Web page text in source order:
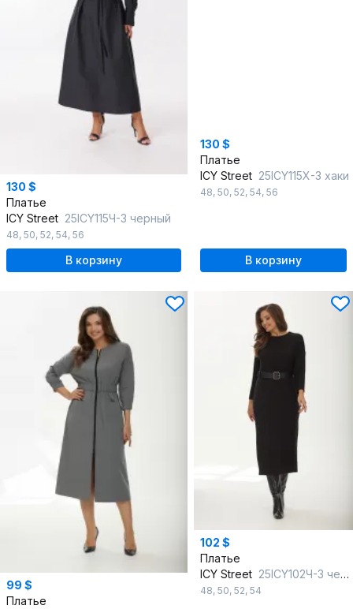
130 $
Платье
ICY Street 25ICY115Ч-3 черный
48, 50, 52, 54, 56
В корзину
130 $
Платье
ICY Street 25ICY115Х-3 хаки
48, 50, 52, 54, 56
В корзину
99 $
Платье
102 $
Платье
ICY Street 25ICY102Ч-3 черный
48, 50, 52, 54